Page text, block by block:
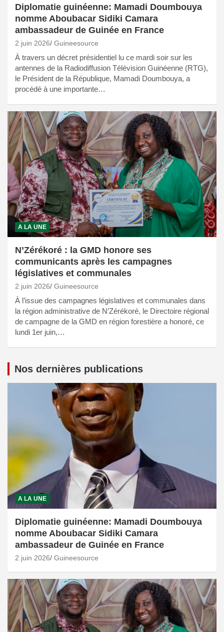
Diplomatie guinéenne: Mamadi Doumbouya
nomme Aboubacar Sidiki Camara
ambassadeur de Guinée en France
2 juin 2026 Guineesource
À travers un décret présidentiel lu ce mardi soir sur les
antennes de la Radiodiffusion Télévision Guinéenne (RTG),
le Président de la République, Mamadi Doumbouya, a
procédé à une importante…
A LA UNE
N’Zérékoré : la GMD honore ses
communicants après les campagnes
législatives et communales
2 juin 2026 Guineesource
À l’issue des campagnes législatives et communales dans
la région administrative de N’Zérékoré, le Directoire régional
de campagne de la GMD en région forestière a honoré, ce
lundi 1er juin,…
Nos dernières publications
A LA UNE
Diplomatie guinéenne: Mamadi Doumbouya
nomme Aboubacar Sidiki Camara
ambassadeur de Guinée en France
2 juin 2026 Guineesource